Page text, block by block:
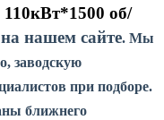
об/
нашем сайте. Мы
заводскую
при подборе.
ближнего